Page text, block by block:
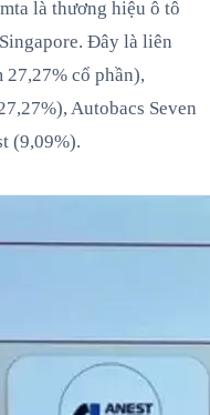
là thương hiệu ô tô
Đây là liên
cổ phần),
Autobacs Seven
(9,09%).